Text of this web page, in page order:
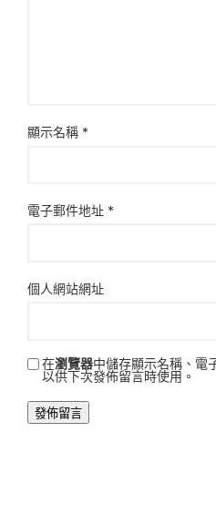
顯示名稱 *
電子郵件地址 *
個人網站網址
在瀏覽器中儲存顯示名稱、電
以供下次發佈留言時使用。